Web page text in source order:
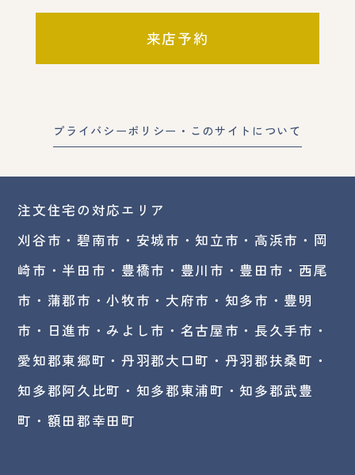
来店予約
プライバシーポリシー・このサイトについて
注文住宅の対応エリア
刈谷市・碧南市・ 安城市 ・知立市 ・高浜市・ 岡
崎市 ・半田市・豊橋市・豊川市・豊田市・西尾
市・蒲郡市・小牧市・大府市・知多市・豊明
市・日進市・みよし市・ 名古屋市 ・長久手市・
愛知郡東郷町・丹羽郡大口町・丹羽郡扶桑町・
知多郡阿久比町・知多郡東浦町・知多郡武豊
町・額田郡幸田町